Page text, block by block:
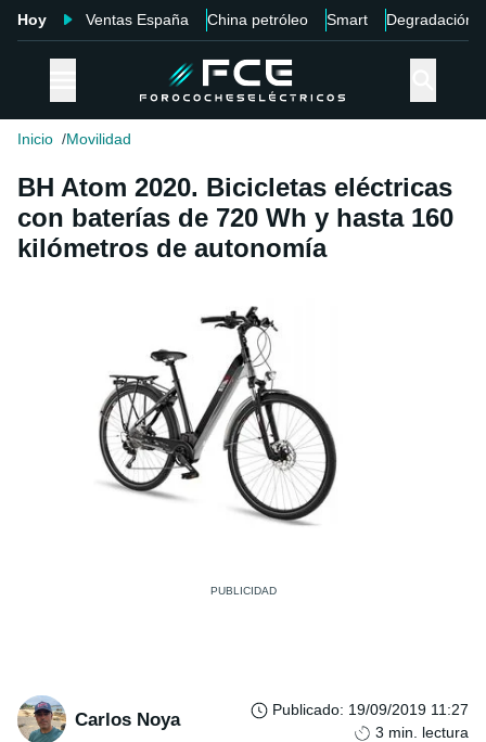
Hoy Ventas España China petróleo Smart Degradación
Inicio Movilidad
BH Atom 2020. Bicicletas eléctricas
con baterías de 720 Wh y hasta 160
kilómetros de autonomía
Carlos Noya Publicado: 19/09/2019 11:27
3 min. lectura